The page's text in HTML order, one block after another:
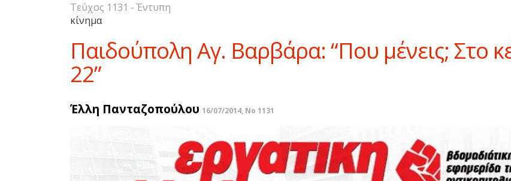
Τεύχος 1131 - Έντυπη
κίνημα
Παιδούπολη Αγ. Βαρβάρα: “Που μένεις; Στο
22”
Έλλη Πανταζοπούλου 16/07/2014, No 1131